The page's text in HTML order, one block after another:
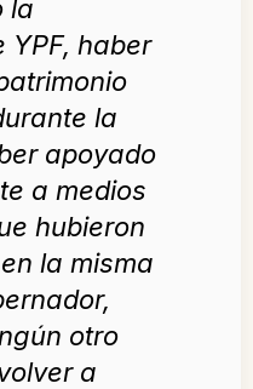
la
YPF, haber
la
apoyado
a medios
hubieron
la misma
otro
a